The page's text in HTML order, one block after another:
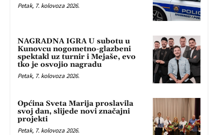
Petak, 7. kolovoza 2026.
NAGRADNA IGRA U subotu u
Kunovcu nogometno-glazbeni
spektakl uz turnir i Mejaše, evo
tko je osvojio nagradu
Petak, 7. kolovoza 2026.
Općina Sveta Marija proslavila
svoj dan, slijede novi značajni
projekti
Petak, 7. kolovoza 2026.